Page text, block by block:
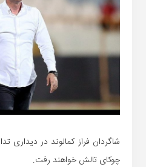
شاگردان فراز کمالوند در دیداری
چوکای تالش خواهند رفت.